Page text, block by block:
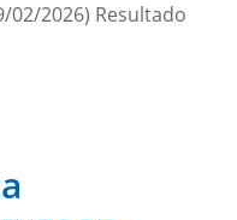
02/2026) Resultado